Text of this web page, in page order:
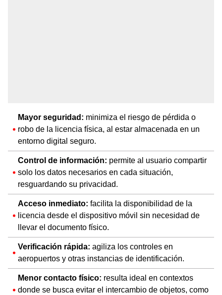
Mayor seguridad: minimiza el riesgo de pérdida o
robo de la licencia física, al estar almacenada en un
entorno digital seguro.
Control de información: permite al usuario compartir
solo los datos necesarios en cada situación,
resguardando su privacidad.
Acceso inmediato: facilita la disponibilidad de la
licencia desde el dispositivo móvil sin necesidad de
llevar el documento físico.
Verificación rápida: agiliza los controles en
aeropuertos y otras instancias de identificación.
Menor contacto físico: resulta ideal en contextos
donde se busca evitar el intercambio de objetos, como